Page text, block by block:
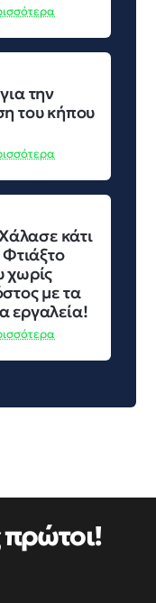
την
του κήπου
κάτι
Φτιάξτο
χωρίς
με τα
εργαλεία!